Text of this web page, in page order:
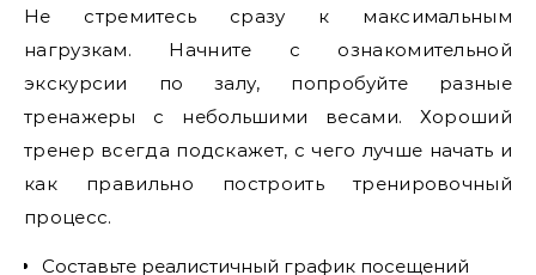
Не стремитесь сразу к максимальным
нагрузкам. Начните с ознакомительной
экскурсии по залу, попробуйте разные
тренажеры с небольшими весами. Хороший
тренер всегда подскажет, с чего лучше начать и
как правильно построить тренировочный
процесс.
Составьте реалистичный график посещений